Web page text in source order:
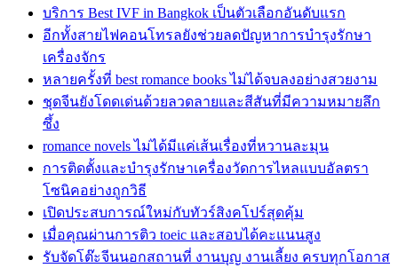
บริการ Best IVF in Bangkok เป็นตัวเลือกอันดับแรก
อีกทั้งสายไฟคอนโทรลยังช่วยลดปัญหาการบำรุงรักษา
เครื่องจักร
หลายครั้งที่ best romance books ไม่ได้จบลงอย่างสวยงาม
ชุดจีนยังโดดเด่นด้วยลวดลายและสีสันที่มีความหมายลึก
ซึ้ง
romance novels ไม่ได้มีแค่เส้นเรื่องที่หวานละมุน
การติดตั้งและบำรุงรักษาเครื่องวัดการไหลแบบอัลตรา
โซนิคอย่างถูกวิธี
เปิดประสบการณ์ใหม่กับทัวร์สิงคโปร์สุดคุ้ม
เมื่อคุณผ่านการติว toeic และสอบได้คะแนนสูง
รับจัดโต๊ะจีนนอกสถานที่ งานบุญ งานเลี้ยง ครบทุกโอกาส